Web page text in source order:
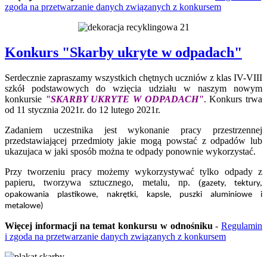
zgoda na przetwarzanie danych związanych z konkursem
Konkurs "Skarby ukryte w odpadach"
Serdecznie zapraszamy wszystkich chętnych uczniów z klas IV-VIII
szkół podstawowych do wzięcia udziału w naszym nowym
konkursie "SKARBY UKRYTE W ODPADACH". Konkurs trwa
od 11 stycznia 2021r. do 12 lutego 2021r.
Zadaniem uczestnika jest wykonanie pracy przestrzennej
przedstawiającej przedmioty jakie mogą powstać z odpadów lub
ukazujaca w jaki sposób można te odpady ponownie wykorzystać.
Przy tworzeniu pracy możemy wykorzystywać tylko odpady z
papieru, tworzywa sztucznego, metalu, np. (gazety, tektury,
opakowania plastikowe, nakrętki, kapsle, puszki aluminiowe i
metalowe)
Więcej informacji na temat konkursu w odnośniku - Regulamin
i zgoda na przetwarzanie danych związanych z konkursem